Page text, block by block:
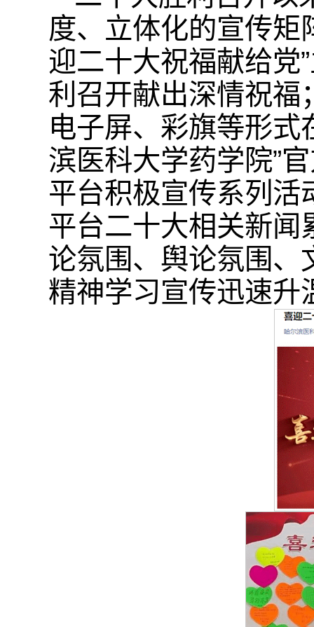
度、立体化的宣传矩
迎二十大祝福献给党
利召开献出深情祝福
电子屏、彩旗等形式
滨医科大学药学院”
平台积极宣传系列活
平台二十大相关新闻
论氛围、舆论氛围、
精神学习宣传迅速升